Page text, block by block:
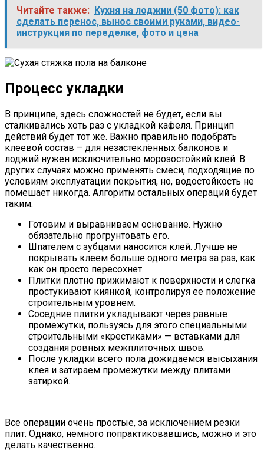
Читайте также:
Кухня на лоджии (50 фото): как
сделать перенос, вынос своими руками, видео-
инструкция по переделке, фото и цена
Процесс укладки
В принципе, здесь сложностей не будет, если вы
сталкивались хоть раз с укладкой кафеля. Принцип
действий будет тот же. Важно правильно подобрать
клеевой состав – для незастеклённых балконов и
лоджий нужен исключительно морозостойкий клей. В
других случаях можно применять смеси, подходящие по
условиям эксплуатации покрытия, но, водостойкость не
помешает никогда. Алгоритм остальных операций будет
таким:
Готовим и выравниваем основание. Нужно
обязательно прогрунтовать его.
Шпателем с зубцами наносится клей. Лучше не
покрывать клеем больше одного метра за раз, как
как он просто пересохнет.
Плитки плотно прижимают к поверхности и слегка
простукивают киянкой, контролируя ее положение
строительным уровнем.
Соседние плитки укладывают через равные
промежутки, пользуясь для этого специальными
строительными «крестиками» — вставками для
создания ровных межплиточных швов.
После укладки всего пола дожидаемся высыхания
клея и затираем промежутки между плитами
затиркой.
Все операции очень простые, за исключением резки
плит. Однако, немного попрактиковавшись, можно и это
делать качественно.